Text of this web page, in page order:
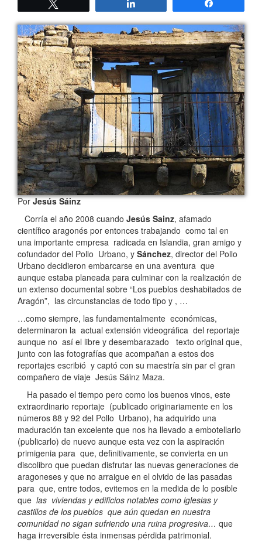
PorJesús Sáinz
Corría el año 2008 cuando Jesús Sainz, afamado
científico aragonés por entonces trabajando como tal en
una importante empresa radicada en Islandia, gran amigo y
cofundador del Pollo Urbano, y Sánchez, director del Pollo
Urbano decidieron embarcarse en una aventura que
aunque estaba planeada para culminar con la realización de
un extenso documental sobre “Los pueblos deshabitados de
Aragón”, las circunstancias de todo tipo y , …
…como siempre, las fundamentalmente económicas,
determinaron la actual extensión videográfica del reportaje
aunque no así el libre y desembarazado texto original que,
junto con las fotografías que acompañan a estos dos
reportajes escribió y captó con su maestría sin par el gran
compañero de viaje Jesús Sáinz Maza.
Ha pasado el tiempo pero como los buenos vinos, este
extraordinario reportaje (publicado originariamente en los
números 88 y 92 del Pollo Urbano), ha adquirido una
maduración tan excelente que nos ha llevado a embotellarlo
(publicarlo) de nuevo aunque esta vez con la aspiración
primigenia para que, definitivamente, se convierta en un
discolibro que puedan disfrutar las nuevas generaciones de
aragoneses y que no arraigue en el olvido de las pasadas
para que, entre todos, evitemos en la medida de lo posible
que las viviendas y edificios notables como iglesias y
castillos de los pueblos que aún quedan en nuestra
comunidad no sigan sufriendo una ruina progresiva… que
haga irreversible ésta inmensas pérdida patrimonial.